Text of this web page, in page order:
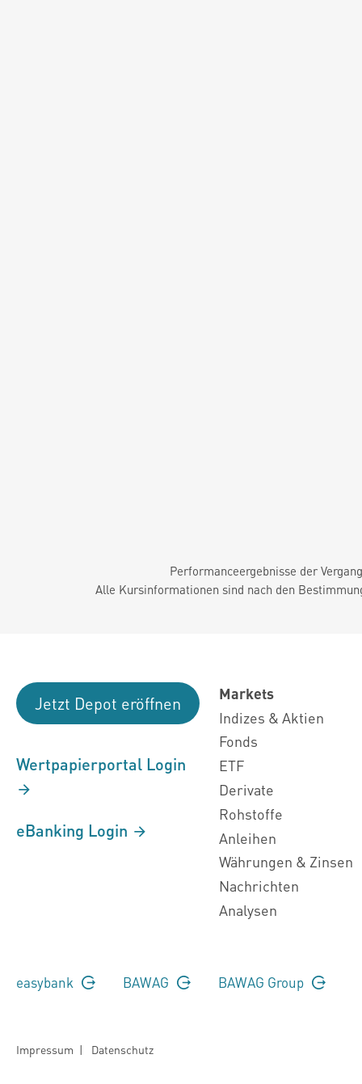
Performanceergebnisse der
Alle Kursinformationen sind nach den
Jetzt Depot eröffnen
Wertpapierportal Login
eBanking Login
Markets
Indizes & Aktien
Fonds
ETF
Derivate
Rohstoffe
Anleihen
Währungen & Zinsen
Nachrichten
Analysen
easybank BAWAG BAWAG Group
Impressum | Datenschutz